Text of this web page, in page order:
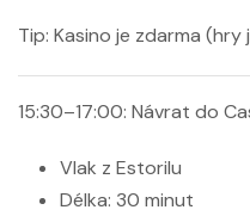
Tip: Kasino je zdarma (hry
15:30–17:00: Návrat do
Vlak z Estorilu
Délka: 30 minut